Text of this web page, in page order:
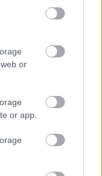
or
or app.